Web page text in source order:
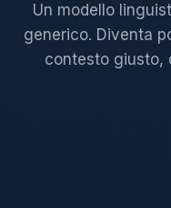
Un modello
generico. Diventa
contesto giusto,